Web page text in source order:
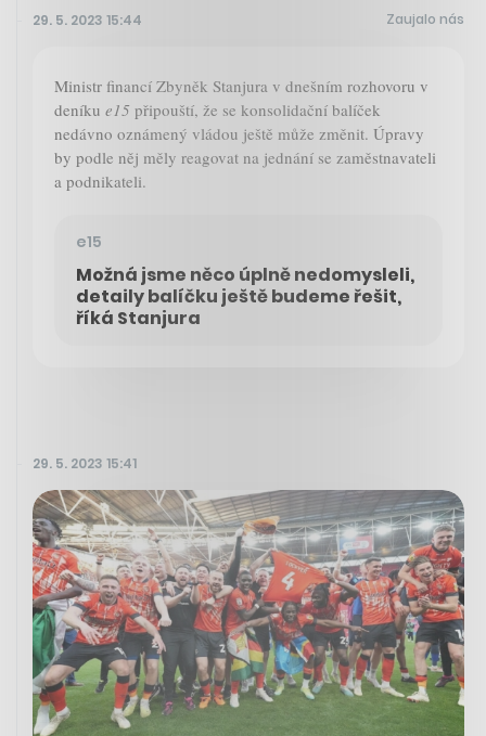
29. 5. 2023 15:44 Zaujalo nás
Ministr financí Zbyněk Stanjura v dnešním rozhovoru v
deníku e15 připouští, že se konsolidační balíček
nedávno oznámený vládou ještě může změnit. Úpravy
by podle něj měly reagovat na jednání se zaměstnavateli
a podnikateli.
e15
Možná jsme něco úplně nedomysleli,
detaily balíčku ještě budeme řešit,
říká Stanjura
29. 5. 2023 15:41